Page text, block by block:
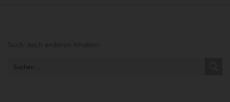
Such‘ nach anderen Inhalten: